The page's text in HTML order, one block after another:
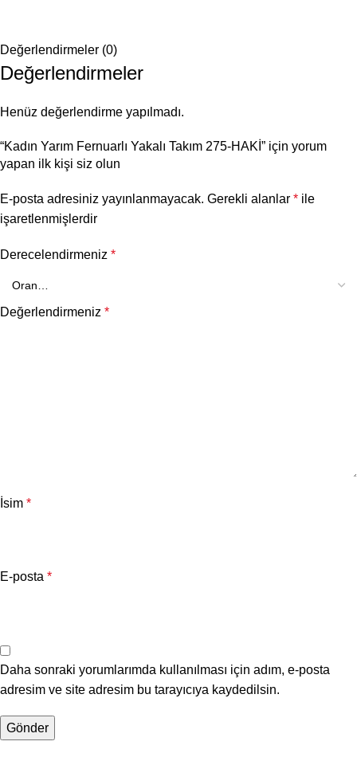
Değerlendirmeler (0)
Değerlendirmeler
Henüz değerlendirme yapılmadı.
“Kadın Yarım Fernuarlı Yakalı Takım 275-HAKİ” için yorum
yapan ilk kişi siz olun
E-posta adresiniz yayınlanmayacak. Gerekli alanlar * ile
işaretlenmişlerdir
Derecelendirmeniz *
Değerlendirmeniz *
İsim *
E-posta *
Daha sonraki yorumlarımda kullanılması için adım, e-posta
adresim ve site adresim bu tarayıcıya kaydedilsin.